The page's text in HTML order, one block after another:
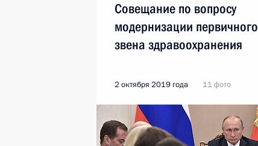
Совещание по вопросу
модернизации первичного
звена здравоохранения
2 октября 2019 года 11 фото